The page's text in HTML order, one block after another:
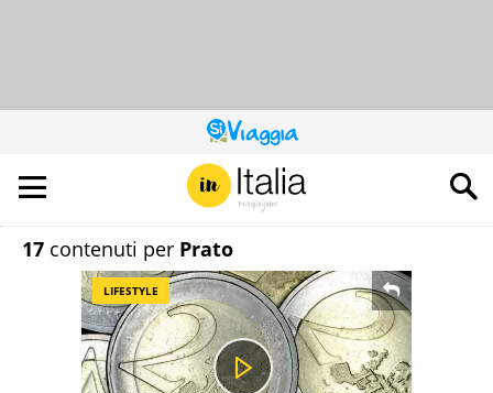
QUESTO
SITO
CONTRIBUISCE
ALL’AUDIENCE
DI
17 contenuti per Prato
LIFESTYLE